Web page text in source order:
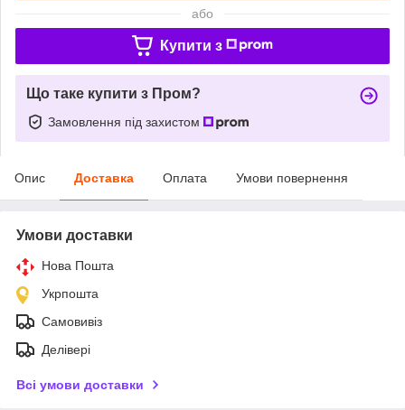
або
Купити з
Що таке купити з Пром?
Замовлення під захистом
Опис Доставка Оплата Умови повернення
Умови доставки
Нова Пошта
Укрпошта
Самовивіз
Делівері
Всі умови доставки